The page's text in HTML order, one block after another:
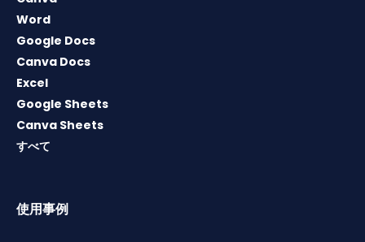
Word
Google Docs
Canva Docs
Excel
Google Sheets
Canva Sheets
すべて
使用事例